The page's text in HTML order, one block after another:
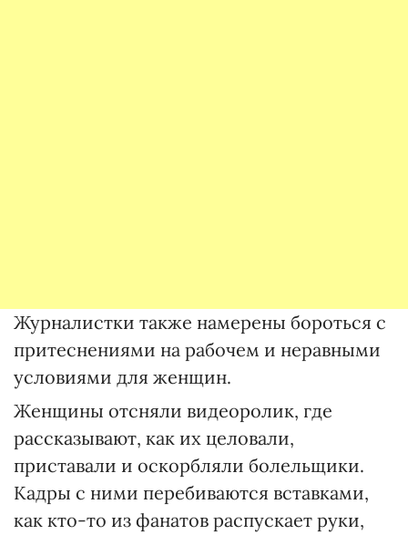
Журналистки также намерены бороться с
притеснениями на рабочем и неравными
условиями для женщин.
Женщины отсняли видеоролик, где
рассказывают, как их целовали,
приставали и оскорбляли болельщики.
Кадры с ними перебиваются вставками,
как кто-то из фанатов распускает руки,